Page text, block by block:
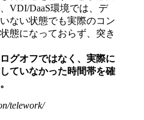
VDI/DaaS環境では、デ
ない状態でも実際のコン
態になっておらず、突き
グオフではなく、実際に
ていなかった時間帯を確
telework/